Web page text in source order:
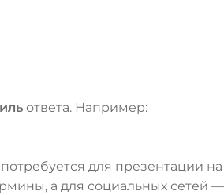
ответа. Например:
потребуется для презентации
а для социальных сетей